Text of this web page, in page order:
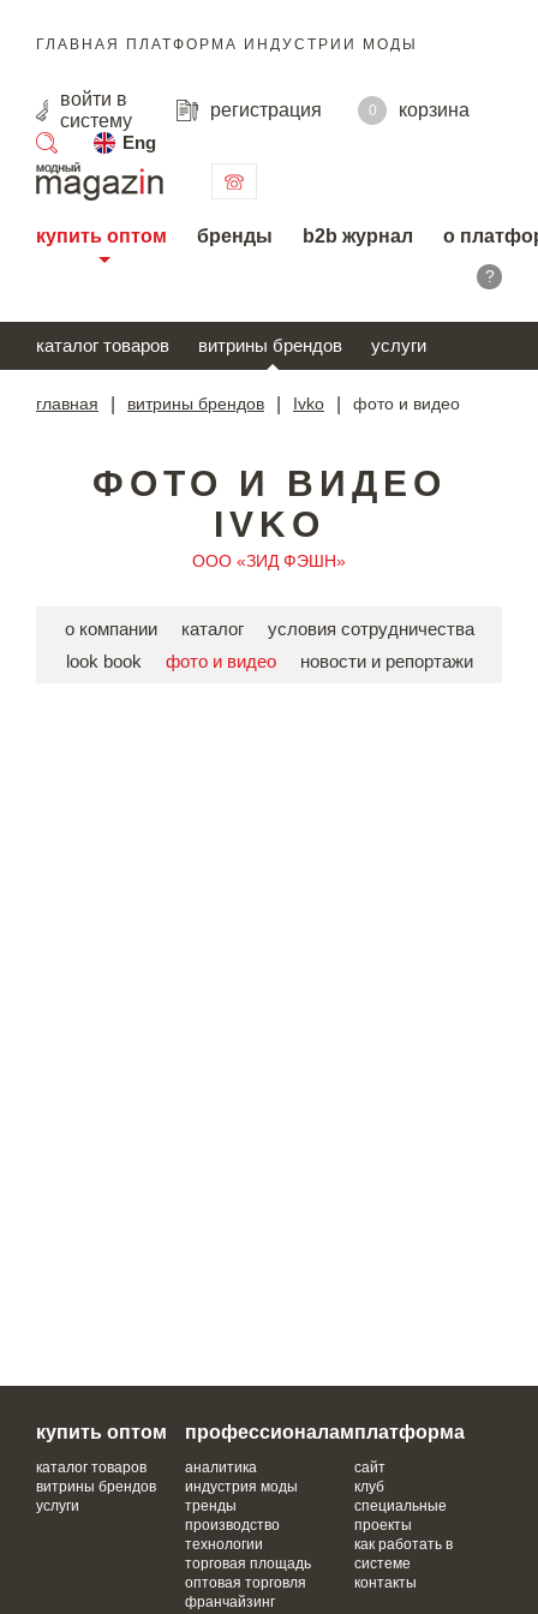
ГЛАВНАЯ ПЛАТФОРМА ИНДУСТРИИ МОДЫ
войти в
систему
регистрация 0
корзина
Eng
поиск
купить оптом бренды b2b журнал о
?
каталог товаров витрины брендов услуги
главная витрины брендов Ivko фото и видео
ФОТО И ВИДЕО
IVKO
ООО «ЗИД ФЭШН»
о компании каталог
условия сотрудничества
look book
фото и видео новости и репортажи
купить оптом
каталог товаров
витрины брендов
услуги
профессионалам
аналитика
индустрия моды
тренды
производство
технологии
торговая площадь
оптовая торговля
франчайзинг
платформа
сайт
клуб
специальные
проекты
как работать в
системе
контакты